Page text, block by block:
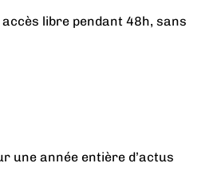
libre pendant 48h, sans
une année entière d’actus